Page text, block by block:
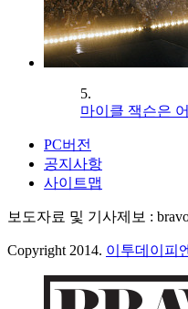
5.
마이클 잭슨은
PC버전
공지사항
사이트맵
보도자료 및 기사제보 :
Copyright 2014. 이투데이피